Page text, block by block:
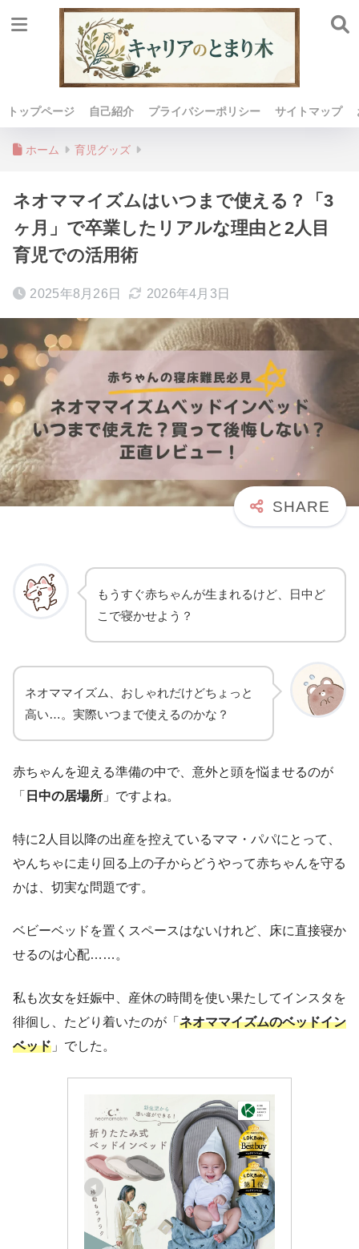
トップページ 自己紹介 プライバシーポリシー サイトマップ
ホーム 育児グッズ
ネオママイズムはいつまで使える？「3
ヶ月」で卒業したリアルな理由と2人目
育児での活用術
2025年8月26日 2026年4月3日
もうすぐ赤ちゃんが生まれるけど、日中ど
こで寝かせよう？
ネオママイズム、おしゃれだけどちょっと
高い…。実際いつまで使えるのかな？
赤ちゃんを迎える準備の中で、意外と頭を悩ませるのが
「 日中の居場所 」ですよね。
特に2人目以降の出産を控えているママ・パパにとって、
やんちゃに走り回る上の子からどうやって赤ちゃんを守る
かは、切実な問題です。
ベビーベッドを置くスペースはないけれど、床に直接寝か
せるのは心配……。
私も次女を妊娠中、産休の時間を使い果たしてインスタを
徘徊し、たどり着いたのが「 ネオママイズムのベッドイン
ベッド 」でした。